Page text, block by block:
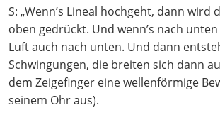
S: „Wenn’s Lineal hochgeht, dann wird
oben gedrückt. Und wenn’s nach
Luft auch nach unten. Und dann
Schwingungen, die breiten sich dann
dem Zeigefinger eine wellenförmige
seinem Ohr aus).